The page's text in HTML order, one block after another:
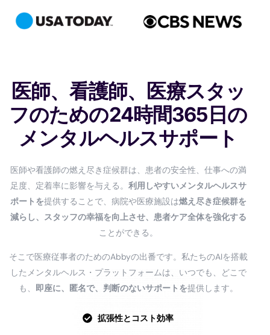
医師、看護師、医療スタッ
フのための24時間365日の
メンタルヘルスサポート
医師や看護師の燃え尽き症候群は、患者の安全性、仕事への満
足度、定着率に影響を与える。 利用しやすいメンタルヘルスサ
ポートを提供することで、病院や医療施設は燃え尽き症候群を
減らし、スタッフの幸福を向上させ、患者ケア全体を強化する
ことができる。
そこで医療従事者のためのAbbyの出番です。私たちのAIを搭載
したメンタルヘルス・プラットフォームは、いつでも、どこで
も、 即座に、匿名で、判断のないサポートを提供します。
拡張性とコスト効率